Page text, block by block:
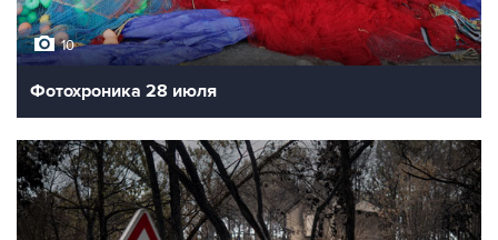
10
Фотохроника 28 июля